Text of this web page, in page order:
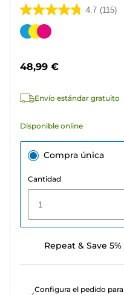
4.7 (115)
4.7
de
115
Cartucho
48,99 €
Envío estándar gratuito
Disponible online
Compra única
Cantidad
1
Repeat & Save 5%
Configura el pedido